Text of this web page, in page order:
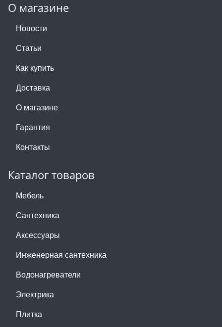
О магазине
Новости
Статьи
Как купить
Доставка
О магазине
Гарантия
Контакты
Каталог товаров
Мебель
Сантехника
Аксессуары
Инженерная сантехника
Водонагреватели
Электрика
Плитка